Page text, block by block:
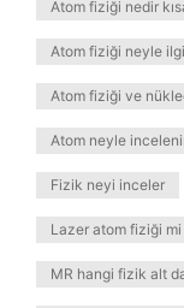
Atom fiziği nedir
Atom fiziği neyle
Atom fiziği ve
Atom neyle
Fizik neyi inceler
Lazer atom fiziği
MR hangi fizik alt